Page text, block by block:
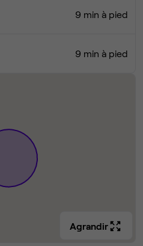
9 min à pied
9 min à pied
Agrandir